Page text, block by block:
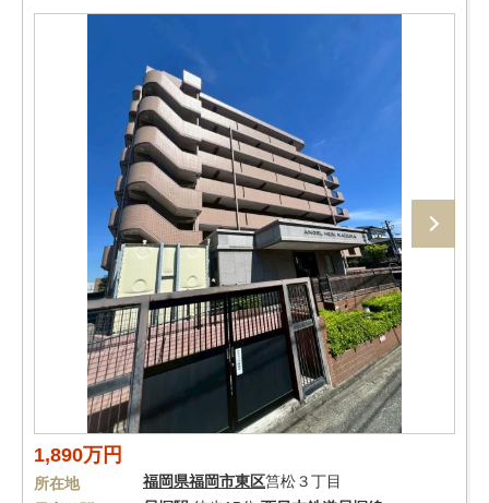
1,890万円
所在地 福岡県福岡市東区筥松３丁目